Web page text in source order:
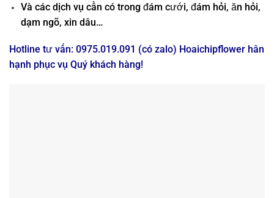
Và các dịch vụ cần có trong đám cưới, đám hỏi, ăn hỏi,
dạm ngõ, xin dâu…
Hotline tư vấn: 0975.019.091 (có zalo) Hoaichipflower hân
hạnh phục vụ Quý khách hàng!